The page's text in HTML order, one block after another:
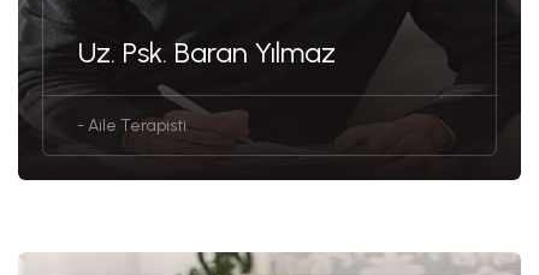
Uz. Psk. Baran Yılmaz
- Aile Terapisti